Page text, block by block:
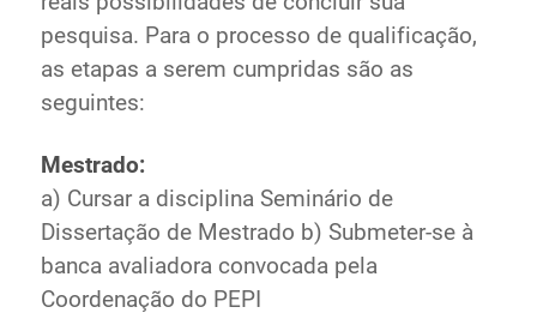
pesquisa. Para o processo de qualificação,
as etapas a serem cumpridas são as
seguintes:
Mestrado:
a) Cursar a disciplina Seminário de
Dissertação de Mestrado b) Submeter-se à
banca avaliadora convocada pela
Coordenação do PEPI